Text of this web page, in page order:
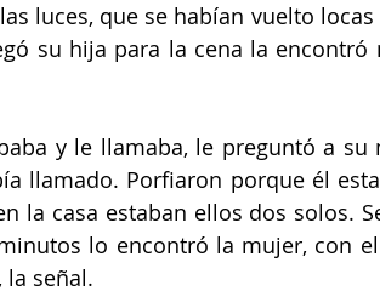
luces, que se habían vuelto
su hija para la cena la encontró
y le llamaba, le preguntó a su
llamado. Porfiaron porque él
la casa estaban ellos dos solos.
lo encontró la mujer, con
la señal.